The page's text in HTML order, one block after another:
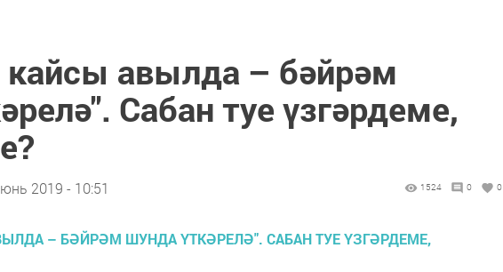
кайсы авылда – бәйрәм
Сабан туе үзгәрдеме,
2019 - 10:51 1524 0 0